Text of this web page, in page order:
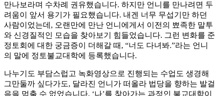
만나보라며 수차례 권유했습니다. 하지만 언니를 만나려면 두
려움이 앞서 용기가 필요했습니다. 내겐 너무 무섭기만 하던
사람이었는데, 오랜만에 만난 언니에게서 이전의 뾰족한 말투
와 신경질적인 모습을 찾아보기 힘들었습니다. 그런 변화를 준
정토회에 대한 궁금증이 더해갈 때, “너도 다녀봐.”라는 언니
의 말에 정토불교대학에 등록했습니다.
나누기도 부담스럽고 녹화영상으로 진행되는 수업도 생경해
그만둘까 싶다가도, 달라진 언니가 떠올라 법당을 향하는 발걸
음을 멈출 수 없었습니다. ‘나’를 찾아가는 과정인 불교대학이